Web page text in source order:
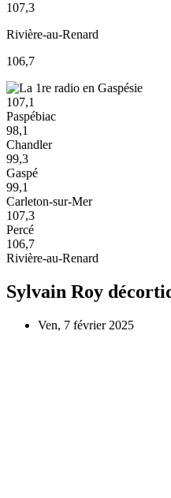
107,3
Rivière-au-Renard
106,7
107,1
Paspébiac
98,1
Chandler
99,3
Gaspé
99,1
Carleton-sur-Mer
107,3
Percé
106,7
Rivière-au-Renard
Sylvain Roy
Ven, 7 février 2025